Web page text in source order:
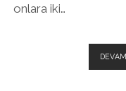
onlara iki…